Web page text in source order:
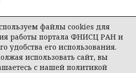
персональных
файлы cookies для
работы портала ФНИСЦ РАН и
удобства его использования.
использовать сайт, вы
с нашей политикой